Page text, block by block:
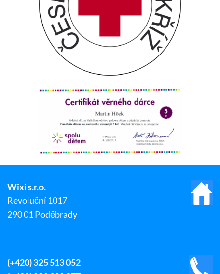
Wixi s.r.o.
Revoluční 1017
290 01 Poděbrady
(+420) 325 513 052